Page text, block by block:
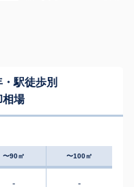
駅徒歩別
相場
〜90㎡ 〜100㎡
- -